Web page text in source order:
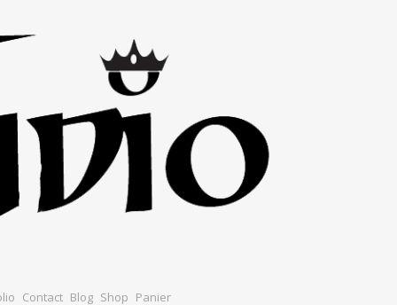
Contact Blog Shop Panier